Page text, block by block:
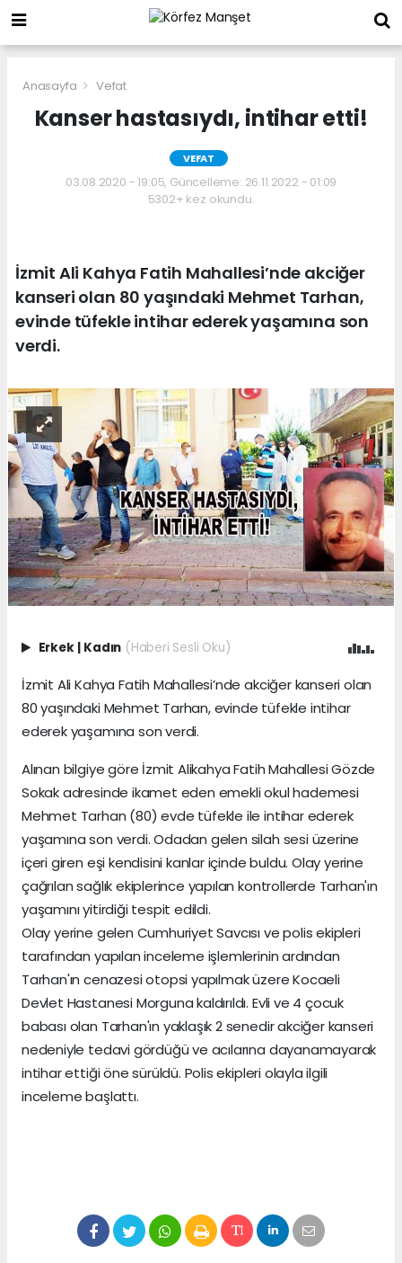
Anasayfa Vefat
Kanser hastasıydı, intihar etti!
VEFAT
03.08.2020 - 19:05, Güncelleme: 26.11.2022 - 01:09
5302+ kez okundu.
İzmit Ali Kahya Fatih Mahallesi’nde akciğer
kanseri olan 80 yaşındaki Mehmet Tarhan,
evinde tüfekle intihar ederek yaşamına son
verdi.
Erkek | Kadın (Haberi Sesli Oku)
İzmit Ali Kahya Fatih Mahallesi’nde akciğer kanseri olan
80 yaşındaki Mehmet Tarhan, evinde tüfekle intihar
ederek yaşamına son verdi.
Alınan bilgiye göre İzmit Alikahya Fatih Mahallesi Gözde
Sokak adresinde ikamet eden emekli okul hademesi
Mehmet Tarhan (80) evde tüfekle ile intihar ederek
yaşamına son verdi. Odadan gelen silah sesi üzerine
içeri giren eşi kendisini kanlar içinde buldu. Olay yerine
çağrılan sağlık ekiplerince yapılan kontrollerde Tarhan'ın
yaşamını yitirdiği tespit edildi.
Olay yerine gelen Cumhuriyet Savcısı ve polis ekipleri
tarafından yapılan inceleme işlemlerinin ardından
Tarhan'ın cenazesi otopsi yapılmak üzere Kocaeli
Devlet Hastanesi Morguna kaldırıldı. Evli ve 4 çocuk
babası olan Tarhan'ın yaklaşık 2 senedir akciğer kanseri
nedeniyle tedavi gördüğü ve acılarına dayanamayarak
intihar ettiği öne sürüldü. Polis ekipleri olayla ilgili
inceleme başlattı.